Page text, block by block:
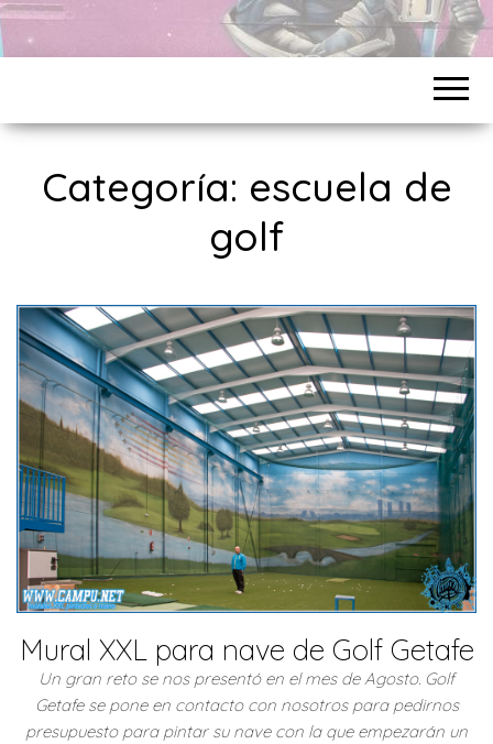
Categoría: escuela de
golf
Mural XXL para nave de Golf Getafe
Un gran reto se nos presentó en el mes de Agosto. Golf
Getafe se pone en contacto con nosotros para pedirnos
presupuesto para pintar su nave con la que empezarán un